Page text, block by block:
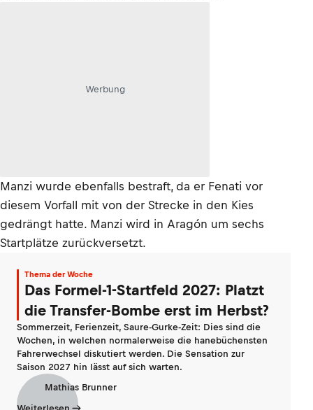
Werbung
Manzi wurde ebenfalls bestraft, da er Fenati vor
diesem Vorfall mit von der Strecke in den Kies
gedrängt hatte. Manzi wird in Aragón um sechs
Startplätze zurückversetzt.
Thema der Woche
Das Formel-1-Startfeld 2027: Platzt
die Transfer-Bombe erst im Herbst?
Sommerzeit, Ferienzeit, Saure-Gurke-Zeit: Dies sind die
Wochen, in welchen normalerweise die hanebüchensten
Fahrerwechsel diskutiert werden. Die Sensation zur
Saison 2027 hin lässt auf sich warten.
Mathias Brunner